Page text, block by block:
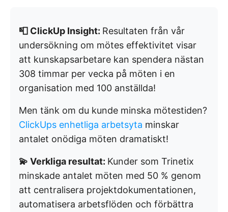
📮 ClickUp Insight: Resultaten från vår
undersökning om mötes effektivitet visar
att kunskapsarbetare kan spendera nästan
308 timmar per vecka på möten i en
organisation med 100 anställda!
Men tänk om du kunde minska mötestiden?
ClickUps enhetliga arbetsyta minskar
antalet onödiga möten dramatiskt!
💫 Verkliga resultat: Kunder som Trinetix
minskade antalet möten med 50 % genom
att centralisera projektdokumentationen,
automatisera arbetsflöden och förbättra